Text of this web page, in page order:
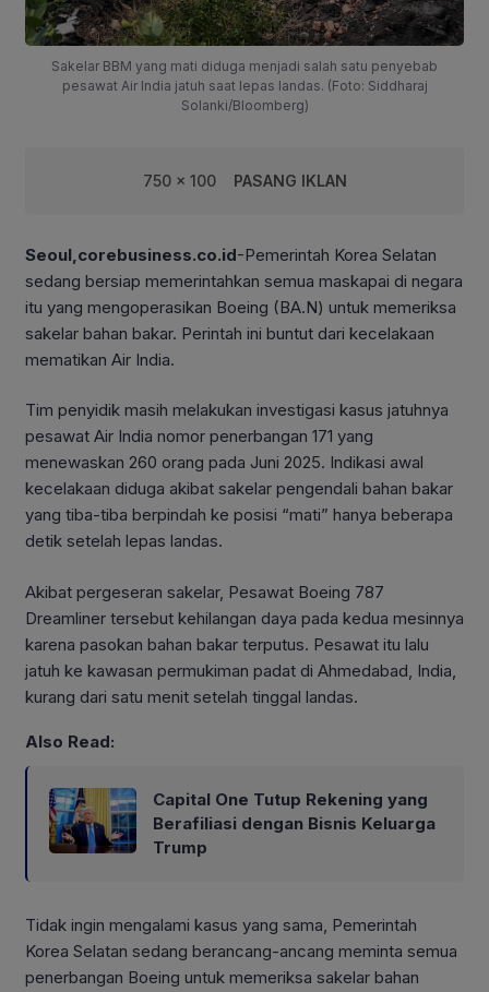
Sakelar BBM yang mati diduga menjadi salah satu penyebab
pesawat Air India jatuh saat lepas landas. (Foto: Siddharaj
Solanki/Bloomberg)
750 x 100 PASANG IKLAN
Seoul,corebusiness.co.id-Pemerintah Korea Selatan
sedang bersiap memerintahkan semua maskapai di negara
itu yang mengoperasikan Boeing (BA.N) untuk memeriksa
sakelar bahan bakar. Perintah ini buntut dari kecelakaan
mematikan Air India.
Tim penyidik masih melakukan investigasi kasus jatuhnya
pesawat Air India nomor penerbangan 171 yang
menewaskan 260 orang pada Juni 2025. Indikasi awal
kecelakaan diduga akibat sakelar pengendali bahan bakar
yang tiba-tiba berpindah ke posisi “mati” hanya beberapa
detik setelah lepas landas.
Akibat pergeseran sakelar, Pesawat Boeing 787
Dreamliner tersebut kehilangan daya pada kedua mesinnya
karena pasokan bahan bakar terputus. Pesawat itu lalu
jatuh ke kawasan permukiman padat di Ahmedabad, India,
kurang dari satu menit setelah tinggal landas.
Also Read:
Capital One Tutup Rekening yang
Berafiliasi dengan Bisnis Keluarga
Trump
Tidak ingin mengalami kasus yang sama, Pemerintah
Korea Selatan sedang berancang-ancang meminta semua
penerbangan Boeing untuk memeriksa sakelar bahan